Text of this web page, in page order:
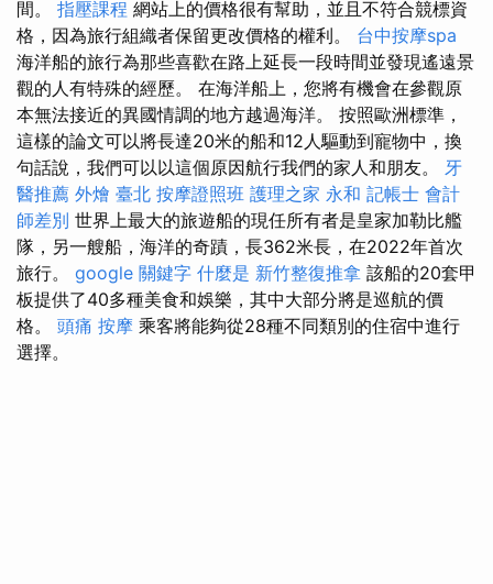
間。 指壓課程 網站上的價格很有幫助，並且不符合競標資
格，因為旅行組織者保留更改價格的權利。 台中按摩spa
海洋船的旅行為那些喜歡在路上延長一段時間並發現遙遠景
觀的人有特殊的經歷。 在海洋船上，您將有機會在參觀原
本無法接近的異國情調的地方越過海洋。 按照歐洲標準，
這樣的論文可以將長達20米的船和12人驅動到寵物中，換
句話說，我們可以以這個原因航行我們的家人和朋友。 牙
醫推薦 外燴 臺北 按摩證照班 護理之家 永和 記帳士 會計
師差別 世界上最大的旅遊船的現任所有者是皇家加勒比艦
隊，另一艘船，海洋的奇蹟，長362米長，在2022年首次
旅行。 google 關鍵字 什麼是 新竹整復推拿 該船的20套甲
板提供了40多種美食和娛樂，其中大部分將是巡航的價
格。 頭痛 按摩 乘客將能夠從28種不同類別的住宿中進行
選擇。